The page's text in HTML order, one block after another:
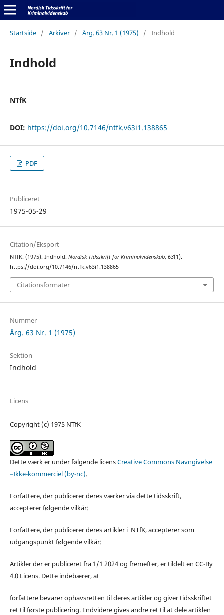
Startside / Arkiver / Årg. 63 Nr. 1 (1975) / Indhold
Indhold
NTfK
DOI: https://doi.org/10.7146/ntfk.v63i1.138865
PDF
Publiceret
1975-05-29
Citation/Eksport
NTfK. (1975). Indhold. Nordisk Tidsskrift for Kriminalvidenskab, 63(1).
https://doi.org/10.7146/ntfk.v63i1.138865
Citationsformater
Nummer
Årg. 63 Nr. 1 (1975)
Sektion
Indhold
Licens
Copyright (c) 1975 NTfK
Dette værk er under følgende licensCreative Commons Navngivelse
–Ikke-kommerciel (by-nc).
Forfattere, der publicerer deres værker via dette tidsskrift,
accepterer følgende vilkår:
Forfattere, der publicerer deres artikler i NTfK, accepterer som
udgangspunkt følgende vilkår:
Artikler der er publiceret fra 1/1 2024 og fremefter, er tildelt en CC-By
4.0 Licens. Dette indebærer, at
forfattere bevarer ophavsretten til deres artikler og giver tidsskriftet
ret til første publicering. Endvidere gives andre ret til at dele artiklen